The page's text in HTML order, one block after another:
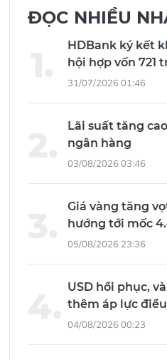
ĐỌC NHIỀU
HDBank ký kết
hội hợp vốn 721
31/07/2026 01:46
Lãi suất tăng
ngân hàng
03/08/2026 03:46
Giá vàng tăng
hướng tới mốc
05/08/2026 23:36
USD hồi phục,
thêm áp lực
04/08/2026 00:23